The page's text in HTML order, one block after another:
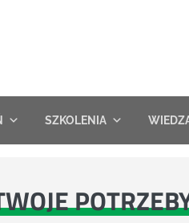
SZKOLENIA